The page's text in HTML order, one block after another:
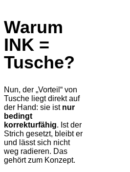
Warum
INK =
Tusche?
Nun, der „Vorteil“ von
Tusche liegt direkt auf
der Hand: sie ist nur
bedingt
korrekturfähig. Ist der
Strich gesetzt, bleibt er
und lässt sich nicht
weg radieren. Das
gehört zum Konzept.